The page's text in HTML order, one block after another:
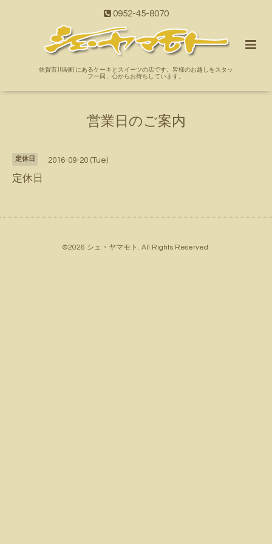
0952-45-8070
佐賀市川副町にあるケーキとスイーツの店です。皆様のお越しをスタッ
フ一同、心からお待ちしています。
営業日のご案内
定休日 2016-09-20 (Tue)
定休日
©2026 シェ・ヤマモト . All Rights Reserved.